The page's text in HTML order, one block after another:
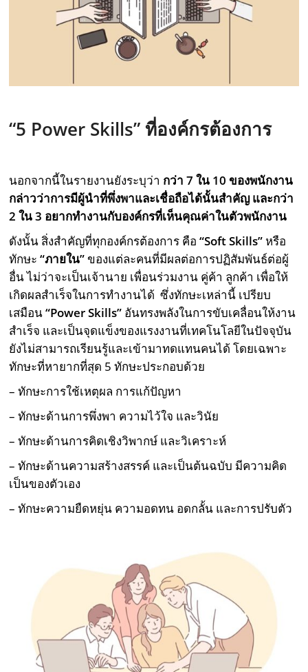
“5 Power Skills” ที่องค์กรต้องการ
นอกจากนี้ในรายงานยังระบุว่า กว่า7ใน 10ของพนักงาน
กล่าวว่าการมีผู้นําที่พึ่งพาและเชื่อถือได้นั้นสําคัญและกว่า
2 ใน3 อยากทํางานกับองค์กรที่เห็นคุณค่าในตัวพนักงาน
ดังนั้น สิ่งสำคัญที่ทุกองค์กรต้องการ คือ“Soft Skills” หรือ
ทักษะ“ภายใน”ของแต่ละคนที่มีผลต่อการปฏิสัมพันธ์ต่อผู้
อื่น ไม่ว่าจะเป็นเจ้านาย เพื่อนร่วมงาน คู่ค้า ลูกค้า เพื่อให้
เกิดผลสำเร็จในการทำงานได้ ซึ่งทักษะเหล่านี้ เปรียบ
เสมือน“Power Skills” อันทรงพลังในการขับเคลื่อนให้งาน
สำเร็จ และเป็นจุดแข็งของแรงงานที่เทคโนโลยีในปัจจุบัน
ยังไม่สามารถเรียนรู้และเข้ามาทดแทนคนได้ โดยเฉพาะ
ทักษะที่หายากที่สุด 5 ทักษะประกอบด้วย
– ทักษะการใช้เหตุผล การแก้ปัญหา
– ทักษะด้านการพึ่งพา ความไว้ใจ และวินัย
– ทักษะด้านการคิดเชิงวิพากษ์ และวิเคราะห์
– ทักษะด้านความสร้างสรรค์ และเป็นต้นฉบับ มีความคิด
เป็นของตัวเอง
– ทักษะความยืดหยุ่น ความอดทน อดกลั้น และการปรับตัว